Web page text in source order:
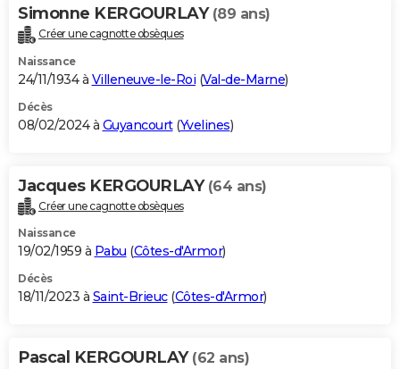
Simonne KERGOURLAY (89 ans)
Créer une cagnotte obsèques
Naissance
24/11/1934 à Villeneuve-le-Roi (Val-de-Marne)
Décès
08/02/2024 à Guyancourt(Yvelines)
Jacques KERGOURLAY (64 ans)
Créer une cagnotte obsèques
Naissance
19/02/1959 à Pabu (Côtes-d'Armor)
Décès
18/11/2023 à Saint-Brieuc(Côtes-d'Armor)
Pascal KERGOURLAY (62 ans)